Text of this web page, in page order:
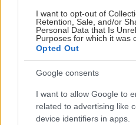
I want to opt-out of
Retention, Sale, and/or
Personal Data that Is
Purposes for which it was
Opted Out
Google consents
I want to allow Google to
related to advertising like
device identifiers in apps.
Ειδική μνεία πρέπει να
πατατοβούτες σου. Η
δύσκολα στους λάτρεις